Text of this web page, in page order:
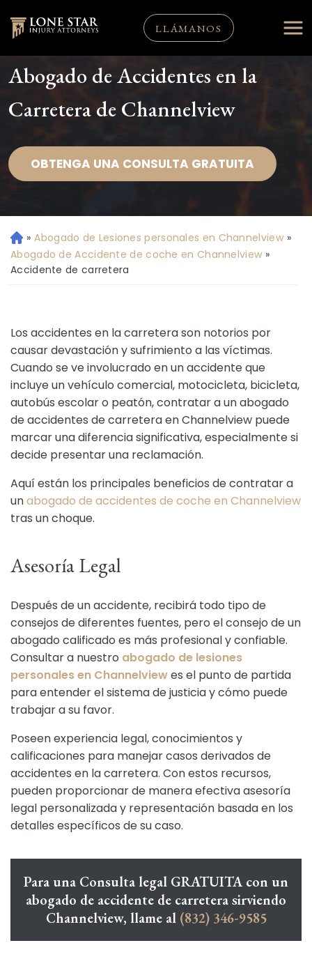
LLÁMANOS
Abogado de Accidentes en la
Carretera de Channelview
OBTENGA UNA CONSULTA GRATUITA
Ini
ci
o
» Abogado de Lesiones personales en Channelview »
Abogado de Accidente de coche en Channelview »
Accidente de carretera
Los accidentes en la carretera son notorios por
causar devastación y sufrimiento a las víctimas.
Cuando se ve involucrado en un accidente que
incluye un vehículo comercial, motocicleta, bicicleta,
autobús escolar o peatón, contratar a un abogado
de accidentes de carretera en Channelview puede
marcar una diferencia significativa, especialmente si
decide presentar una reclamación.
Aquí están los principales beneficios de contratar a
unabogado de accidentes de coche en Channelview
tras un choque.
Asesoría Legal
Después de un accidente, recibirá todo tipo de
consejos de diferentes fuentes, pero el consejo de un
abogado calificado es más profesional y confiable.
Consultar a nuestro abogado de lesiones
personales en Channelviewes el punto de partida
para entender el sistema de justicia y cómo puede
trabajar a su favor.
Poseen experiencia legal, conocimientos y
calificaciones para manejar casos derivados de
accidentes en la carretera. Con estos recursos,
pueden proporcionar de manera efectiva asesoría
legal personalizada y representación basada en los
detalles específicos de su caso.
Para una Consulta legal GRATUITA con un
abogado de accidente de carretera sirviendo
Channelview, llame al (832) 346-9585